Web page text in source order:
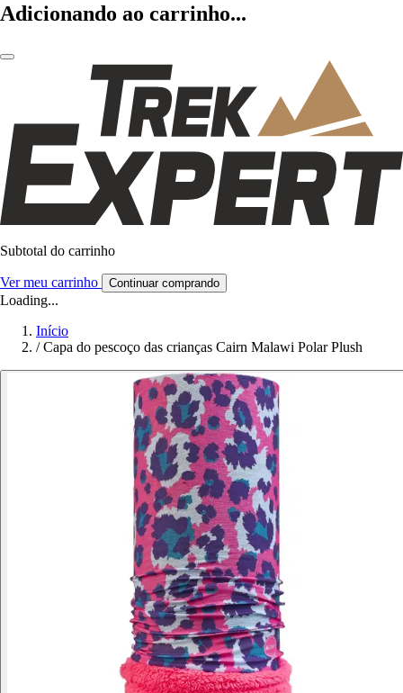
Adicionando ao carrinho...
Subtotal do carrinho
Ver meu carrinho Continuar comprando
Loading...
Início
/ Capa do pescoço das crianças Cairn Malawi Polar Plush